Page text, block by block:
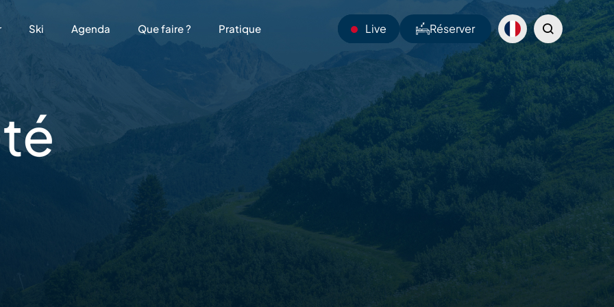
Ski Agenda Que faire ? Pratique Live
Webcams
Navettes
Réserver